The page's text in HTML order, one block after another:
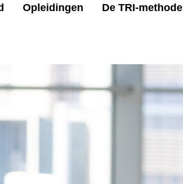
Opleidingen De TRI-methode